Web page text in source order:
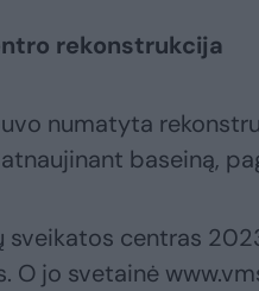
rekonstrukcija
numatyta
baseiną,
sveikatos centras
O jo svetainė